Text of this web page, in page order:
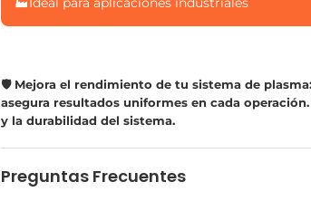
🛡️ Mejora el rendimiento de tu sistema de
asegura resultados uniformes en cada
y la durabilidad del sistema.
Preguntas Frecuentes